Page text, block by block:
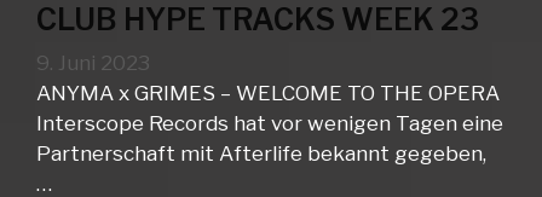
CLUB HYPE TRACKS WEEK 23
9. Juni 2023
ANYMA x GRIMES – WELCOME TO THE OPERA
Interscope Records hat vor wenigen Tagen eine
Partnerschaft mit Afterlife bekannt gegeben,
…